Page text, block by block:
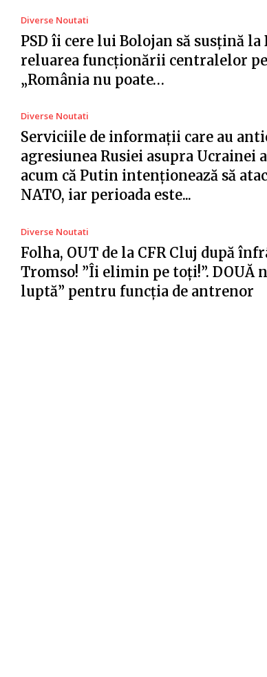
Diverse Noutati
PSD îi cere lui Bolojan să susțină
reluarea funcționării centralelor
„România nu poate…
Diverse Noutati
Serviciile de informații care au
agresiunea Rusiei asupra Ucrainei
acum că Putin intenționează să
NATO, iar perioada este...
Diverse Noutati
Folha, OUT de la CFR Cluj după
Tromso! ”Îi elimin pe toți!”. DOUĂ
luptă” pentru funcția de antrenor